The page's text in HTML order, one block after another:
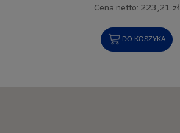
Cena netto: 223,21 zł
DO KOSZYKA